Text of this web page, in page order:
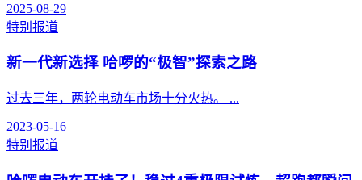
2025-08-29
特别报道
新一代新选择 哈啰的“极智”探索之路
过去三年，两轮电动车市场十分火热。 ...
2023-05-16
特别报道